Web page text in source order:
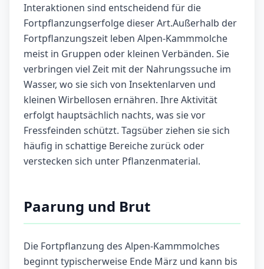
Interaktionen sind entscheidend für die
Fortpflanzungserfolge dieser Art.Außerhalb der
Fortpflanzungszeit leben Alpen-Kammmolche
meist in Gruppen oder kleinen Verbänden. Sie
verbringen viel Zeit mit der Nahrungssuche im
Wasser, wo sie sich von Insektenlarven und
kleinen Wirbellosen ernähren. Ihre Aktivität
erfolgt hauptsächlich nachts, was sie vor
Fressfeinden schützt. Tagsüber ziehen sie sich
häufig in schattige Bereiche zurück oder
verstecken sich unter Pflanzenmaterial.
Paarung und Brut
Die Fortpflanzung des Alpen-Kammmolches
beginnt typischerweise Ende März und kann bis